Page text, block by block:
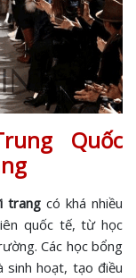
Quốc
trang có khá nhiều
quốc tế, từ học
Các học bổng
sinh hoạt, tạo điều